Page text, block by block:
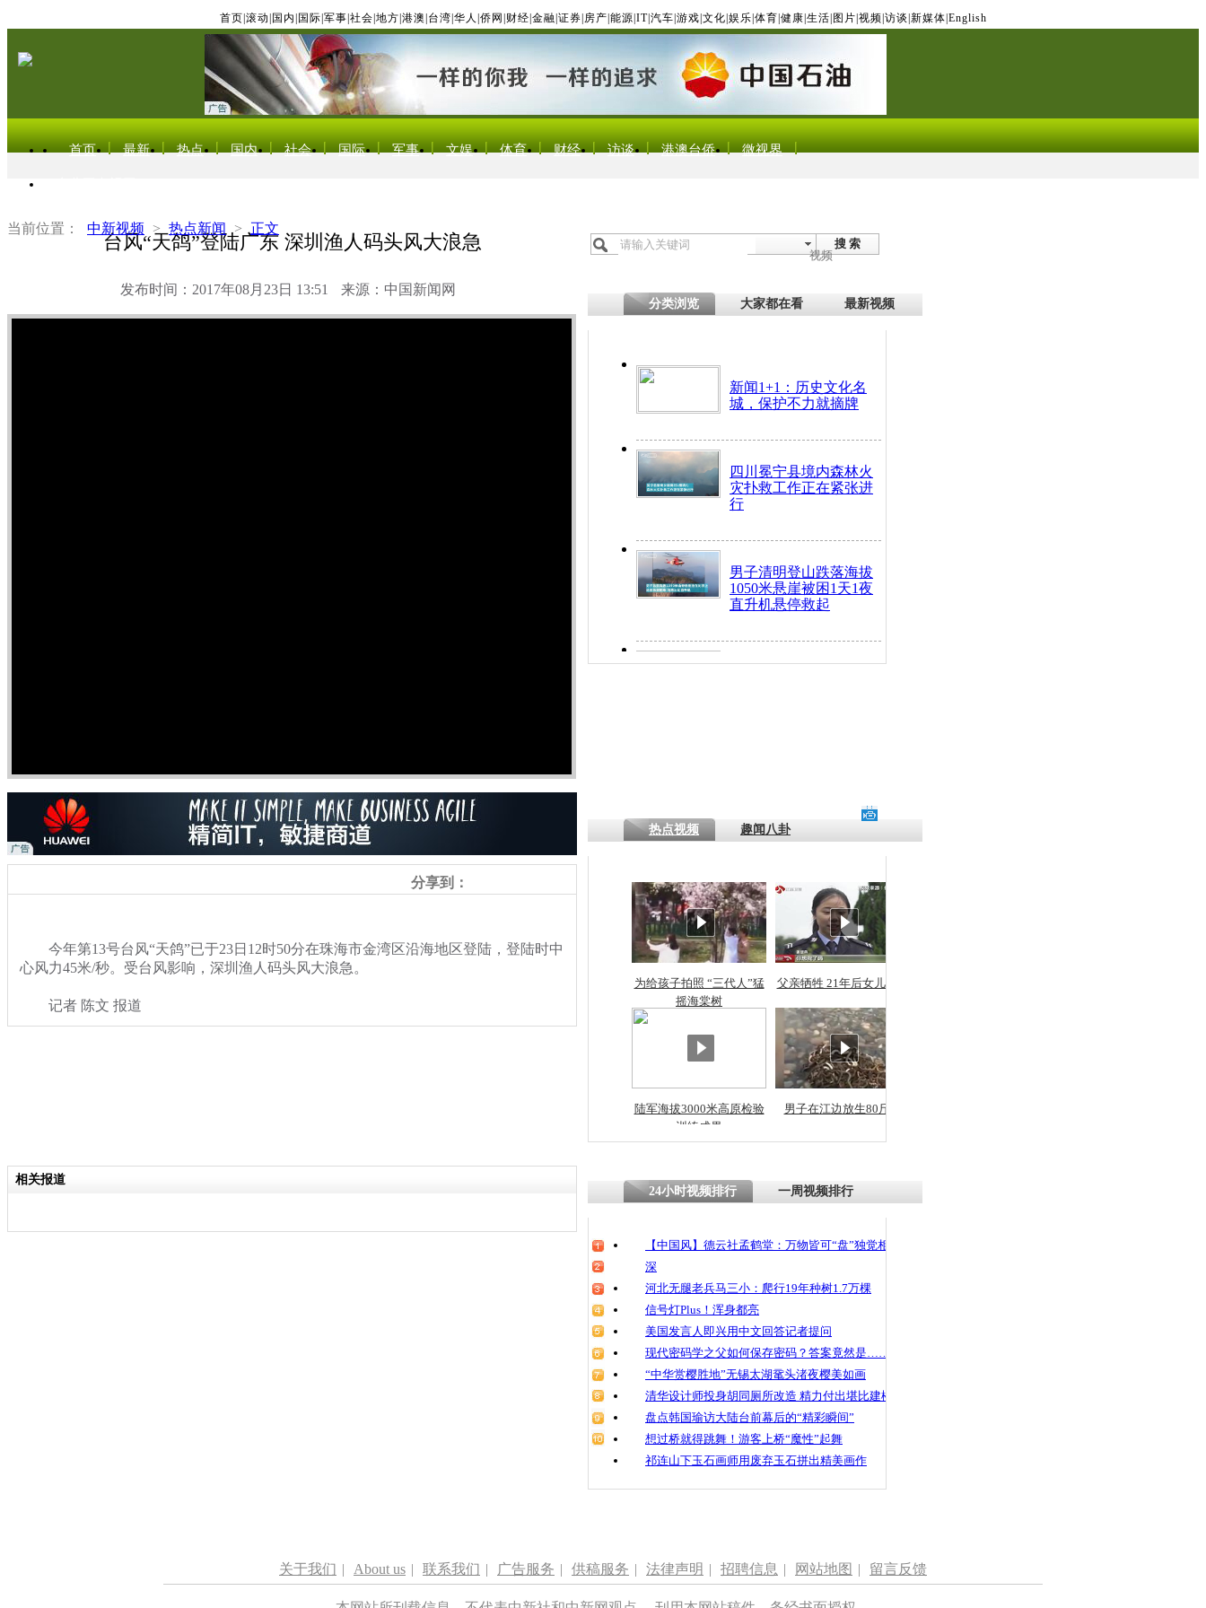
首页 滚动 国内 国际 军事 社会 地方 港澳 台湾 华人 侨网 财经 金融 证券 房产 能源 IT| 汽车 游戏 文化 娱乐 体育 健康 生活 图片 视频 访谈 新媒体 English
首页 最新 热点 国内 社会 国际 军事 文娱 体育 财经 访谈 港澳台侨 微视界
当前位置： 中新视频 > 热点新闻 > 正文
台风“天鸽”登陆广东 深圳渔人码头风大浪急
发布时间：2017年08月23日 13:51 来源：中国新闻网
搜 索
视频
分类浏览 大家都在看 最新视频
新闻1+1：历史文化名
城，保护不力就摘牌
四川冕宁县境内森林火
灾扑救工作正在紧张进
行
男子清明登山跌落海拔
1050米悬崖被困1天1夜
直升机悬停救起
探访传承四千年传统习
俗：近万民众为娥皇女
英省亲送行
小伙骑车逆行被查情绪
崩溃 网上回答崩溃原
四川兴文苗乡上万人欢
魂
台风“天鸽”登陆 深圳渔
人码头风大浪急
分享到：
今年第13号台风“天鸽”已于23日12时50分在珠海市金湾区沿海地区登陆，登陆时中
心风力45米/秒。受台风影响，深圳渔人码头风大浪急。
记者 陈文 报道
热点视频 趣闻八卦
为给孩子拍照 “三代人”猛
摇海棠树
父亲牺牲 21年后女儿从警
陆军海拔3000米高原检验
训练成果
男子在江边放生80斤蛇
相关报道
24小时视频排行
一周视频排行
【中国风】德云社孟鹤堂：万物皆可“盘”独觉相声
深
河北无腿老兵马三小：爬行19年种树1.7万棵
信号灯Plus！浑身都亮
美国发言人即兴用中文回答记者提问
现代密码学之父如何保存密码？答案竟然是……
“中华赏樱胜地”无锡太湖鼋头渚夜樱美如画
清华设计师投身胡同厕所改造 精力付出堪比建楼
盘点韩国瑜访大陆台前幕后的“精彩瞬间”
想过桥就得跳舞！游客上桥“魔性”起舞
祁连山下玉石画师用废弃玉石拼出精美画作
关于我们 | About us | 联系我们 | 广告服务 | 供稿服务 | 法律声明 | 招聘信息 | 网站地图 | 留言反馈